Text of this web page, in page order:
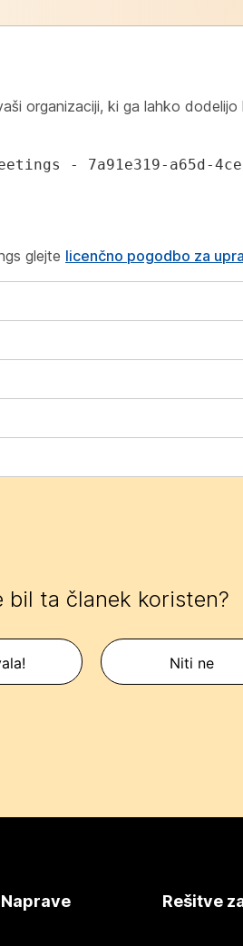
organizaciji, ki ga lahko
- 7a91e319-a65d-
glejte licenčno pogodbo za
bil ta članek koristen?
Niti ne
Naprave Rešitve